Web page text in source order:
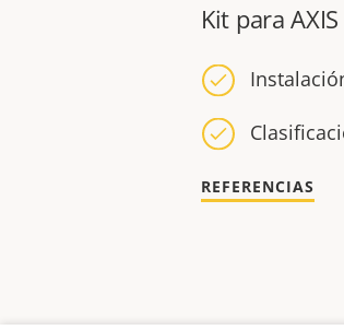
Kit para
REFERENCIAS